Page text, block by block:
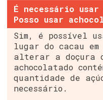
É necessário usar
Posso usar
Sim, é possível
lugar do cacau
alterar a doçura
achocolatado
quantidade de
necessário.